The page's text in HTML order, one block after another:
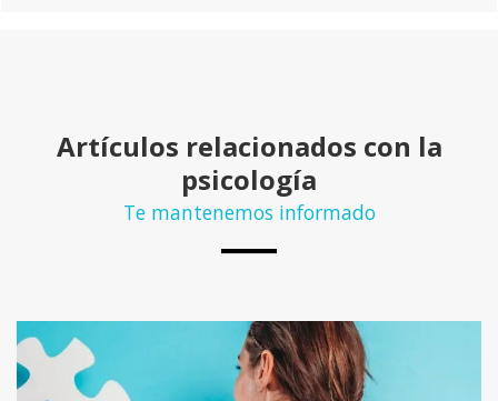
Artículos relacionados con la
psicología
Te mantenemos informado